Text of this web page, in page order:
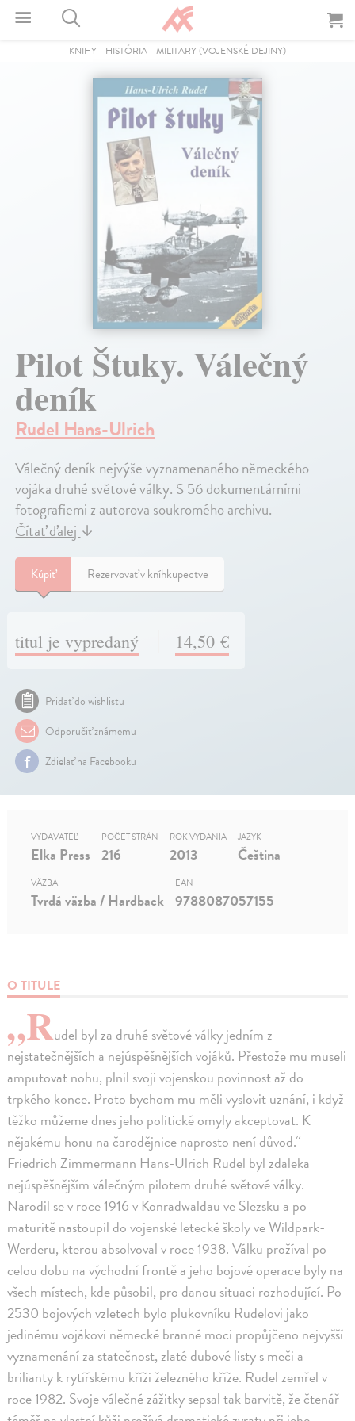
KNIHY - HISTÓRIA - MILITARY (VOJENSKÉ DEJINY)
Pilot Štuky. Válečný
deník
Rudel Hans-Ulrich
Válečný deník nejvýše vyznamenaného německého
vojáka druhé světové války. S 56 dokumentárními
fotografiemi z autorova soukromého archivu.
Čítať ďalej↓
Kúpiť Rezervovať v kníhkupectve
titul je vypredaný 14,50 €
Pridať do wishlistu
Odporučiť známemu
Zdielať na Facebooku
O TITULE
„Rudel byl za druhé světové války jedním z
nejstatečnějších a nejúspěšnějších vojáků. Přestože mu museli
amputovat nohu, plnil svoji vojenskou povinnost až do
trpkého konce. Proto bychom mu měli vyslovit uznání, i když
těžko můžeme dnes jeho politické omyly akceptovat. K
nějakému honu na čarodějnice naprosto není důvod.“
Friedrich Zimmermann Hans-Ulrich Rudel byl zdaleka
nejúspěšnějším válečným pilotem druhé světové války.
Narodil se v roce 1916 v Konradwaldau ve Slezsku a po
maturitě nastoupil do vojenské letecké školy ve Wildpark-
Werderu, kterou absolvoval v roce 1938. Válku prožíval po
celou dobu na východní frontě a jeho bojové operace byly na
všech místech, kde působil, pro danou situaci rozhodující. Po
2530 bojových vzletech bylo plukovníku Rudelovi jako
jedinému vojákovi německé branné moci propůjčeno nejvyšší
vyznamenání za statečnost, zlaté dubové listy s meči a
brilianty k rytířskému kříži železného kříže. Rudel zemřel v
roce 1982. Svoje válečné zážitky sepsal tak barvitě, že čtenář
VYDAVATEĽ
Elka Press
POČET STRÁN
216
ROK VYDANIA
2013
JAZYK
Čeština
VÄZBA
Tvrdá väzba / Hardback
EAN
9788087057155